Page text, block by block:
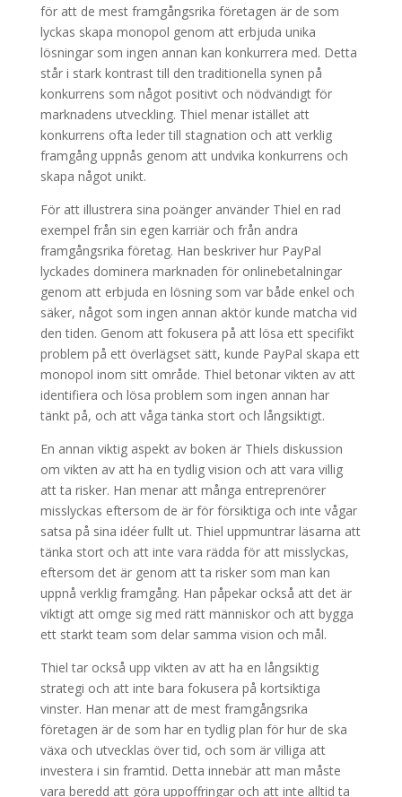
för att de mest framgångsrika företagen är de som
lyckas skapa monopol genom att erbjuda unika
lösningar som ingen annan kan konkurrera med. Detta
står i stark kontrast till den traditionella synen på
konkurrens som något positivt och nödvändigt för
marknadens utveckling. Thiel menar istället att
konkurrens ofta leder till stagnation och att verklig
framgång uppnås genom att undvika konkurrens och
skapa något unikt.
För att illustrera sina poänger använder Thiel en rad
exempel från sin egen karriär och från andra
framgångsrika företag. Han beskriver hur PayPal
lyckades dominera marknaden för onlinebetalningar
genom att erbjuda en lösning som var både enkel och
säker, något som ingen annan aktör kunde matcha vid
den tiden. Genom att fokusera på att lösa ett specifikt
problem på ett överlägset sätt, kunde PayPal skapa ett
monopol inom sitt område. Thiel betonar vikten av att
identifiera och lösa problem som ingen annan har
tänkt på, och att våga tänka stort och långsiktigt.
En annan viktig aspekt av boken är Thiels diskussion
om vikten av att ha en tydlig vision och att vara villig
att ta risker. Han menar att många entreprenörer
misslyckas eftersom de är för försiktiga och inte vågar
satsa på sina idéer fullt ut. Thiel uppmuntrar läsarna att
tänka stort och att inte vara rädda för att misslyckas,
eftersom det är genom att ta risker som man kan
uppnå verklig framgång. Han påpekar också att det är
viktigt att omge sig med rätt människor och att bygga
ett starkt team som delar samma vision och mål.
Thiel tar också upp vikten av att ha en långsiktig
strategi och att inte bara fokusera på kortsiktiga
vinster. Han menar att de mest framgångsrika
företagen är de som har en tydlig plan för hur de ska
växa och utvecklas över tid, och som är villiga att
investera i sin framtid. Detta innebär att man måste
vara beredd att göra uppoffringar och att inte alltid ta